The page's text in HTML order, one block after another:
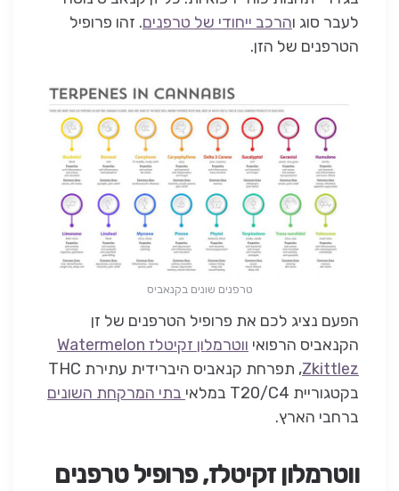
לעבר סוג והרכב ייחודי של טרפנים. זהו פרופיל
הטרפנים של הזן.
טרפנים שונים בקנאביס
הפעם נציג לכם את פרופיל הטרפנים של זן
הקנאביס הרפואי
ווטרמלון זקיטלז Watermelon
Zkittlez
, תפרחת קנאביס היברידית עתירת THC
בקטגוריית T20/C4 במלאי
בתי המרקחת השונים
ברחבי הארץ.
ווטרמלון זקיטלז, פרופיל טרפנים